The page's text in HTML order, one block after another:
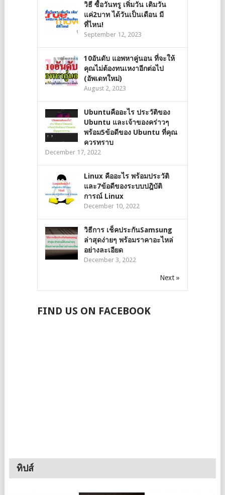
วิธี ซื้อวันทรู เพิ่มวัน เติมวัน
แค่2บาท ได้วันเป็นเดือน มี
ที่ไหน!
September 12, 2023
10อันดับ แอพหาคู่นอน ที่จะให้
คุณไม่ต้องทนเหงาอีกต่อไป
(อัพเดทใหม่)
August 2, 2023
Ubuntuคืออะไร ประวัติของ
Ubuntu และเจ้าของคร่าวๆ
พร้อม5ข้อดีของ Ubuntu ที่คุณ
ควรทราบ
December 17, 2022
Linux คืออะไร พร้อมประวัติ
และ7ข้อดีของระบบปฎิบัติ
การณ์ Linux
December 10, 2022
วิธีการ เช็คประกันSamsung
ล่าสุดง่ายๆ พร้อมราคาอะไหล่
อย่างละเอียด
December 3, 2022
Next »
FIND US ON FACEBOOK
ทิปส์